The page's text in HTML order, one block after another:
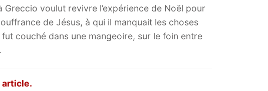
Greccio voulut revivre l’expérience de Noël pour
de Jésus, à qui il manquait les choses
couché dans une mangeoire, sur le foin entre
article.